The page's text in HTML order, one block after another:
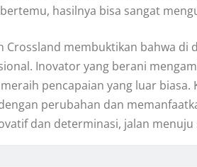
hasilnya bisa sangat
Crossland membuktikan bahwa
Inovator yang berani
pencapaian yang luar biasa.
perubahan dan
dan determinasi, jalan menuju